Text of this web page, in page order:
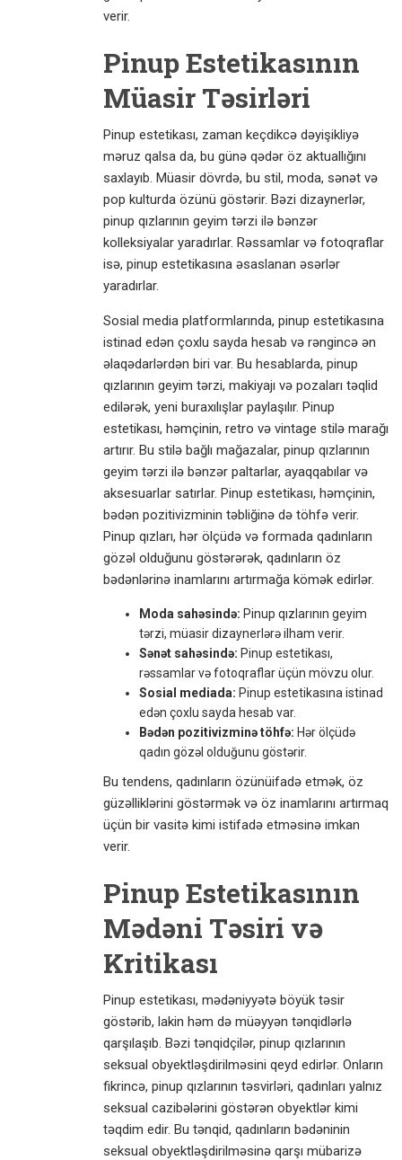
verir.
Pinup Estetikasının
Müasir Təsirləri
Pinup estetikası, zaman keçdikcə dəyişikliyə
məruz qalsa da, bu günə qədər öz aktuallığını
saxlayıb. Müasir dövrdə, bu stil, moda, sənət və
pop kulturda özünü göstərir. Bəzi dizaynerlər,
pinup qızlarının geyim tərzi ilə bənzər
kolleksiyalar yaradırlar. Rəssamlar və fotoqraflar
isə, pinup estetikasına əsaslanan əsərlər
yaradırlar.
Sosial media platformlarında, pinup estetikasına
istinad edən çoxlu sayda hesab və rəngincə ən
əlaqədarlərdən biri var. Bu hesablarda, pinup
qızlarının geyim tərzi, makiyajı və pozaları təqlid
edilərək, yeni buraxılışlar paylaşılır. Pinup
estetikası, həmçinin, retro və vintage stilə marağı
artırır. Bu stilə bağlı mağazalar, pinup qızlarının
geyim tərzi ilə bənzər paltarlar, ayaqqabılar və
aksesuarlar satırlar. Pinup estetikası, həmçinin,
bədən pozitivizminin təbliğinə də töhfə verir.
Pinup qızları, hər ölçüdə və formada qadınların
gözəl olduğunu göstərərək, qadınların öz
bədənlərinə inamlarını artırmağa kömək edirlər.
Moda sahəsində: Pinup qızlarının geyim
tərzi, müasir dizaynerlərə ilham verir.
Sənət sahəsində: Pinup estetikası,
rəssamlar və fotoqraflar üçün mövzu olur.
Sosial mediada: Pinup estetikasına istinad
edən çoxlu sayda hesab var.
Bədən pozitivizminə töhfə: Hər ölçüdə
qadın gözəl olduğunu göstərir.
Bu tendens, qadınların özünüifadə etmək, öz
güzəlliklərini göstərmək və öz inamlarını artırmaq
üçün bir vasitə kimi istifadə etməsinə imkan
verir.
Pinup Estetikasının
Mədəni Təsiri və
Kritikası
Pinup estetikası, mədəniyyətə böyük təsir
göstərib, lakin həm də müəyyən tənqidlərlə
qarşılaşıb. Bəzi tənqidçilər, pinup qızlarının
seksual obyektləşdirilməsini qeyd edirlər. Onların
fikrincə, pinup qızlarının təsvirləri, qadınları yalnız
seksual cazibələrini göstərən obyektlər kimi
təqdim edir. Bu tənqid, qadınların bədəninin
seksual obyektləşdirilməsinə qarşı mübarizə